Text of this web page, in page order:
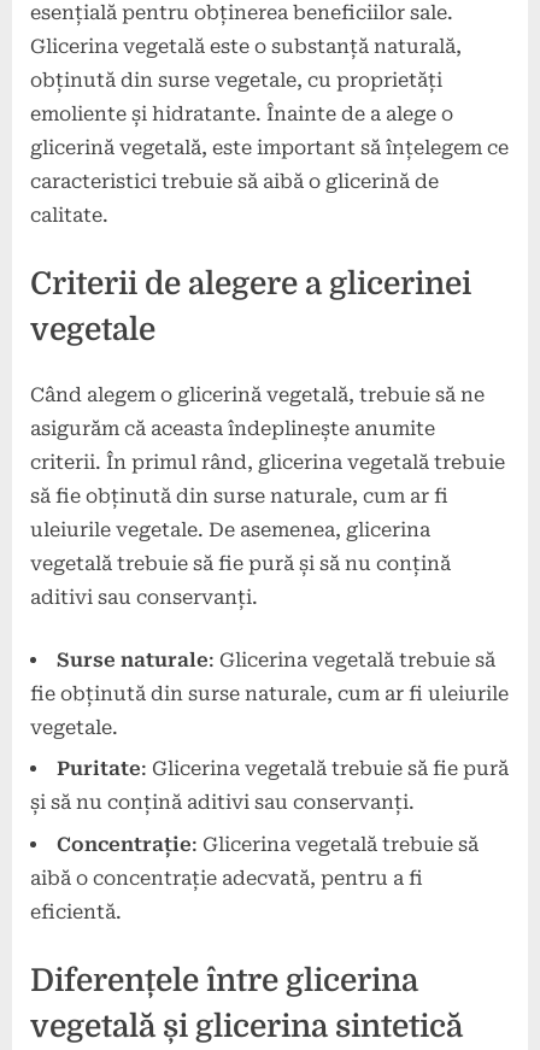
esențială pentru obținerea beneficiilor sale.
Glicerina vegetală este o substanță naturală,
obținută din surse vegetale, cu proprietăți
emoliente și hidratante. Înainte de a alege o
glicerină vegetală, este important să înțelegem ce
caracteristici trebuie să aibă o glicerină de
calitate.
Criterii de alegere a glicerinei
vegetale
Când alegem o glicerină vegetală, trebuie să ne
asigurăm că aceasta îndeplinește anumite
criterii. În primul rând, glicerina vegetală trebuie
să fie obținută din surse naturale, cum ar fi
uleiurile vegetale. De asemenea, glicerina
vegetală trebuie să fie pură și să nu conțină
aditivi sau conservanți.
Surse naturale: Glicerina vegetală trebuie să
fie obținută din surse naturale, cum ar fi uleiurile
vegetale.
Puritate: Glicerina vegetală trebuie să fie pură
și să nu conțină aditivi sau conservanți.
Concentrație: Glicerina vegetală trebuie să
aibă o concentrație adecvată, pentru a fi
eficientă.
Diferențele între glicerina
vegetală și glicerina sintetică